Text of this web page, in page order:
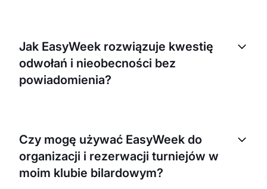
wybierać konkretny stół lub salę, które chcą,
podczas rezerwacji.
Jak EasyWeek rozwiązuje kwestię
odwołań i nieobecności bez
powiadomienia?
rezerwacja musi zostać odwołana oraz jakie kary
obowiązują za nieobecność bez powiadomienia.
Czy mogę używać EasyWeek do
organizacji i rezerwacji turniejów w
moim klubie bilardowym?